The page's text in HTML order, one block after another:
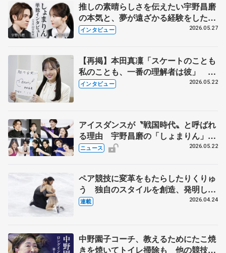
推しの素晴らしさを伝えたい宇野昌磨
の本気と、夢が遠ざかる経験をした本
田真凜の覚悟
インタビュー 2026.05.27
【再掲】本田真凜「スケートのことも
私のことも、一番の理解者は彼」 引
退時の単独インタビューで語った競技
インタビュー 2026.05.22
アイスダンスが〝戦国時代〟と呼ばれ
る理由 宇野昌磨の「しょまりん」ら
実力者が相次いで参戦 国内の競争激
ニュース 2026.05.22
ペア競技に変革をもたらしたりくりゅ
う 独自のスタイルを創造、発明した
【引退発表後②】
連載 2026.04.24
中野園子コーチ、教えるためにたこ焼
きを焼いてトイレ掃除も 他の競技に